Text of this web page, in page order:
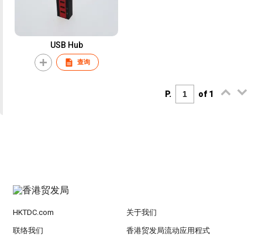
USB Hub
查询
P. of 1
HKTDC.com 关于我们
联络我们 香港贸发局流动应用程式